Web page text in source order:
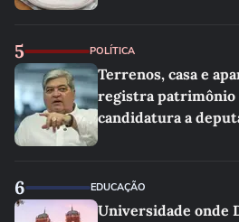
5 POLÍTICA
Terrenos, casa e
registra patrimônio
candidatura a
6 EDUCAÇÃO
Universidade onde